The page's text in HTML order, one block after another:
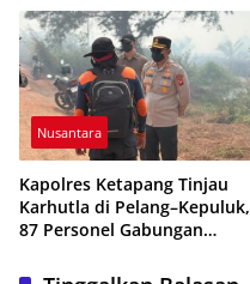
Beredar
Nusantara
Kapolres Ketapang Tinjau
Karhutla di Pelang–Kepuluk,
87 Personel Gabungan